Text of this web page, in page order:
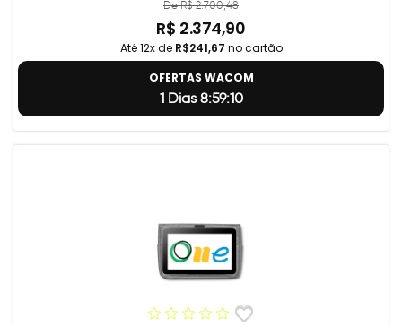
De R$ 2.700,48
R$ 2.374,90
Até 12x de R$241,67 no cartão
OFERTAS WACOM
1 Dias 8:59:9